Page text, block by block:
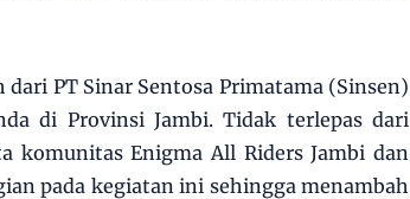
PT Sinar Sentosa Primatama (Sinsen)
di Provinsi Jambi. Tidak terlepas dari
komunitas Enigma All Riders Jambi dan
pada kegiatan ini sehingga menambah